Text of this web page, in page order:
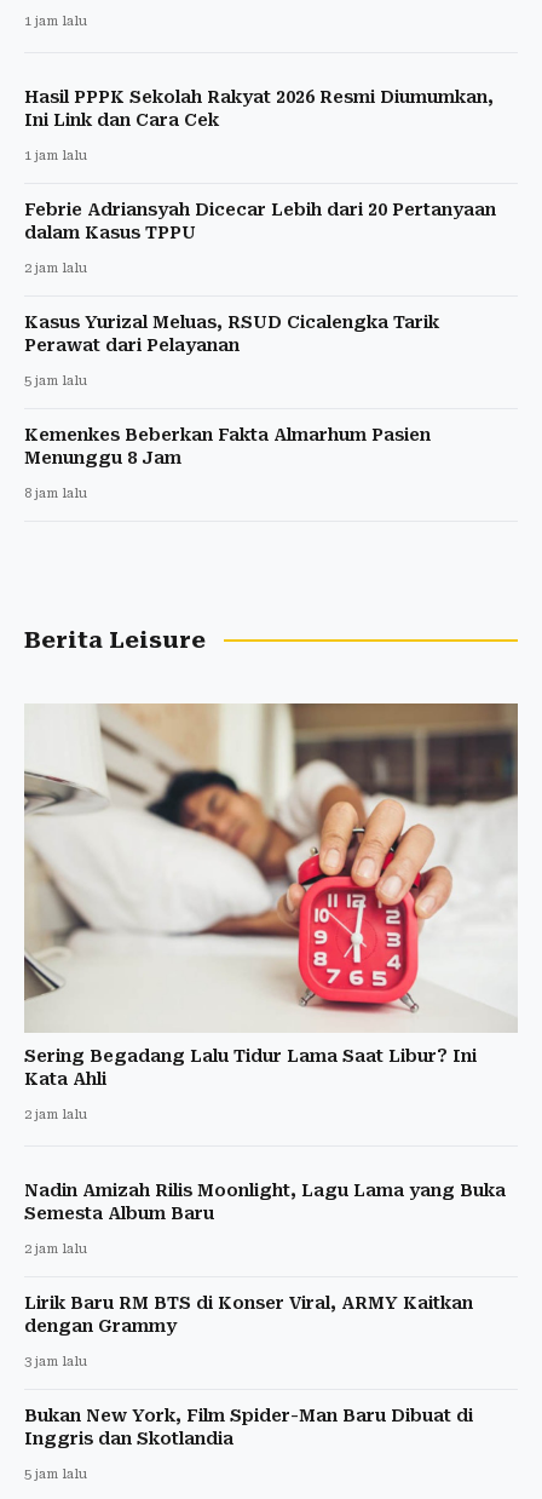
1 jam lalu
Hasil PPPK Sekolah Rakyat 2026 Resmi Diumumkan,
Ini Link dan Cara Cek
1 jam lalu
Febrie Adriansyah Dicecar Lebih dari 20 Pertanyaan
dalam Kasus TPPU
2 jam lalu
Kasus Yurizal Meluas, RSUD Cicalengka Tarik
Perawat dari Pelayanan
5 jam lalu
Kemenkes Beberkan Fakta Almarhum Pasien
Menunggu 8 Jam
8 jam lalu
Berita Leisure
Sering Begadang Lalu Tidur Lama Saat Libur? Ini
Kata Ahli
2 jam lalu
Nadin Amizah Rilis Moonlight, Lagu Lama yang Buka
Semesta Album Baru
2 jam lalu
Lirik Baru RM BTS di Konser Viral, ARMY Kaitkan
dengan Grammy
3 jam lalu
Bukan New York, Film Spider-Man Baru Dibuat di
Inggris dan Skotlandia
5 jam lalu